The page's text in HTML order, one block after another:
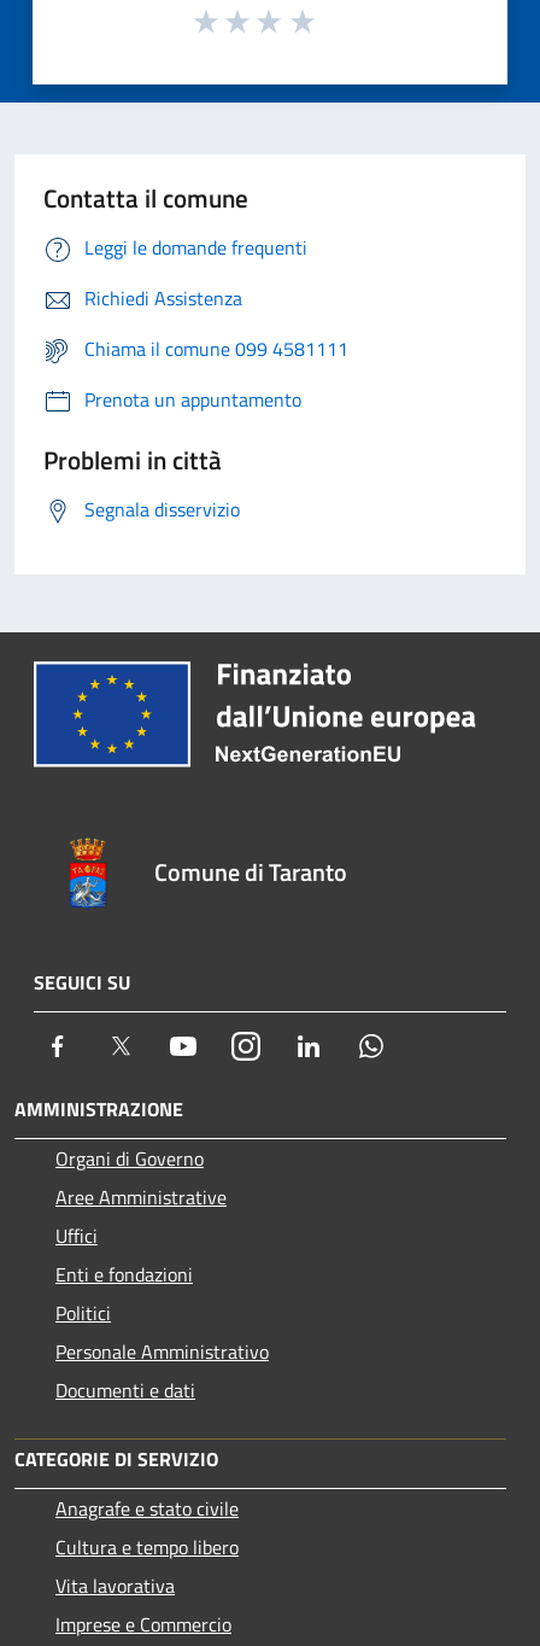
Contatta il comune
Leggi le domande frequenti
Richiedi Assistenza
Chiama il comune 099 4581111
Prenota un appuntamento
Problemi in città
Segnala disservizio
Comune di Taranto
SEGUICI SU
Facebook Twitter YoutubeInstagram LinkedIn
AMMINISTRAZIONE
Organi di Governo
Aree Amministrative
Uffici
Enti e fondazioni
Politici
Personale Amministrativo
Documenti e dati
CATEGORIE DI SERVIZIO
Anagrafe e stato civile
Cultura e tempo libero
Vita lavorativa
Imprese e Commercio